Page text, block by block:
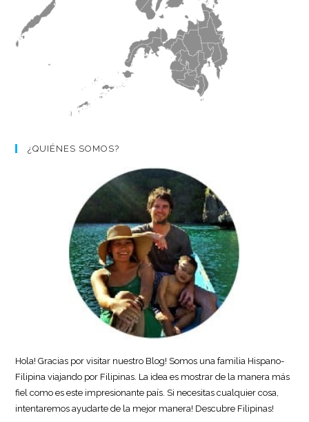
¿QUIÉNES SOMOS?
Hola! Gracias por visitar nuestro Blog! Somos una familia Hispano-
Filipina viajando por Filipinas. La idea es mostrar de la manera más
fiel como es este impresionante país. Si necesitas cualquier cosa,
intentaremos ayudarte de la mejor manera! Descubre Filipinas!